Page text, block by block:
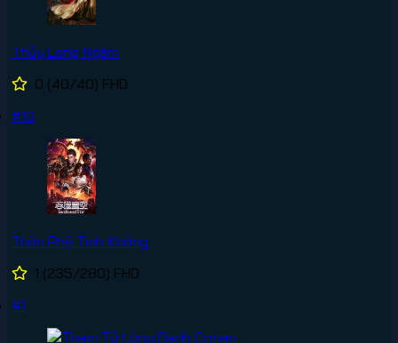
Thủy Long Ngâm
0 (40/40) FHD
#10
Thôn Phệ Tinh Không
1 (235/280) FHD
#1